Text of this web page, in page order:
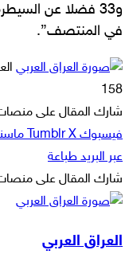
في المنتصف”.
158
شارك المقال على
فيسبوك ‫X
عبر البريد طباعة
شارك المقال على
فيسبوك
‫X
ماسنجر
ماسنجر
واتساب
تيلقرام
ڤايبر
لاين
مشاركة
البريد
طباعة
العراق العربي